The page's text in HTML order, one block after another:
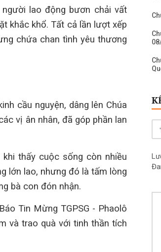
lao động bươn chải vất
khắc khổ. Tất cả lần lượt xếp
chứa chan tình yêu thương
cầu nguyện, dâng lên Chúa
vị ân nhân, đã góp phần lan
thấy cuộc sống còn nhiều
lớn lao, nhưng đó là tấm lòng
bà con đón nhận.
Tin Mừng TGPSG - Phaolô
và trao quà với tinh thần tích